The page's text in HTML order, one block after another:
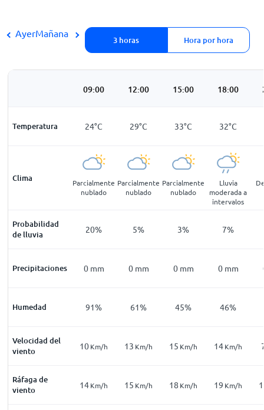
Ayer
3 horas Hora por hora
Mañana
09:00 12:00 15:00 18:00
Temperatura
C 22°C 24°C 29°C 33°C 32°C
Clima
Parcialmente
nublado
Parcialmente
nublado
Parcialmente
nublado
Lluvia
moderada a
intervalos
Probabilidad
de lluvia24% 20% 5% 3% 7%
Precipitaciones
mm 0mm 0 mm 0 mm 0 mm 0 mm
Humedad
96 91% 61% 45% 46%
Velocidad del
viento
h 10Km/h 10Km/h 13 Km/h 15 Km/h 14Km/h
Ráfaga de
viento
Km/h 19Km/h 14Km/h 15 Km/h 18 Km/h 19 Km/h